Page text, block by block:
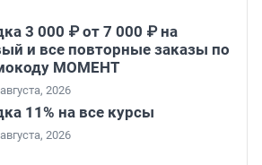
3 000 ₽ от 7 000 ₽ на
и все повторные заказы по
МОМЕНТ
2026
11% на все курсы
2026